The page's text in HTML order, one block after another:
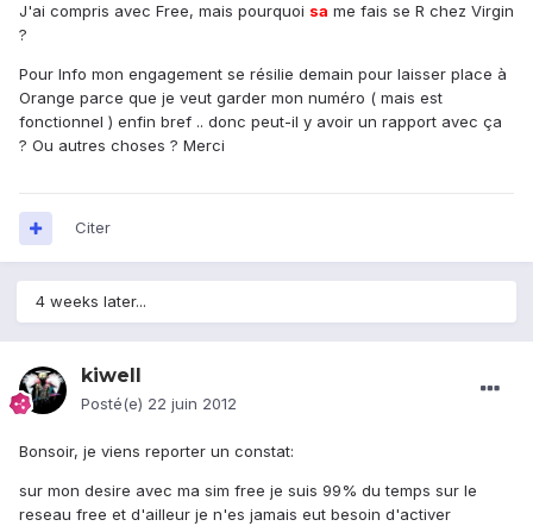
J'ai compris avec Free, mais pourquoi sa me fais se R chez Virgin
?
Pour Info mon engagement se résilie demain pour laisser place à
Orange parce que je veut garder mon numéro ( mais est
fonctionnel ) enfin bref .. donc peut-il y avoir un rapport avec ça
? Ou autres choses ? Merci
Citer
4 weeks later...
kiwell
Posté(e) 22 juin 2012
Bonsoir, je viens reporter un constat:
sur mon desire avec ma sim free je suis 99% du temps sur le
reseau free et d'ailleur je n'es jamais eut besoin d'activer